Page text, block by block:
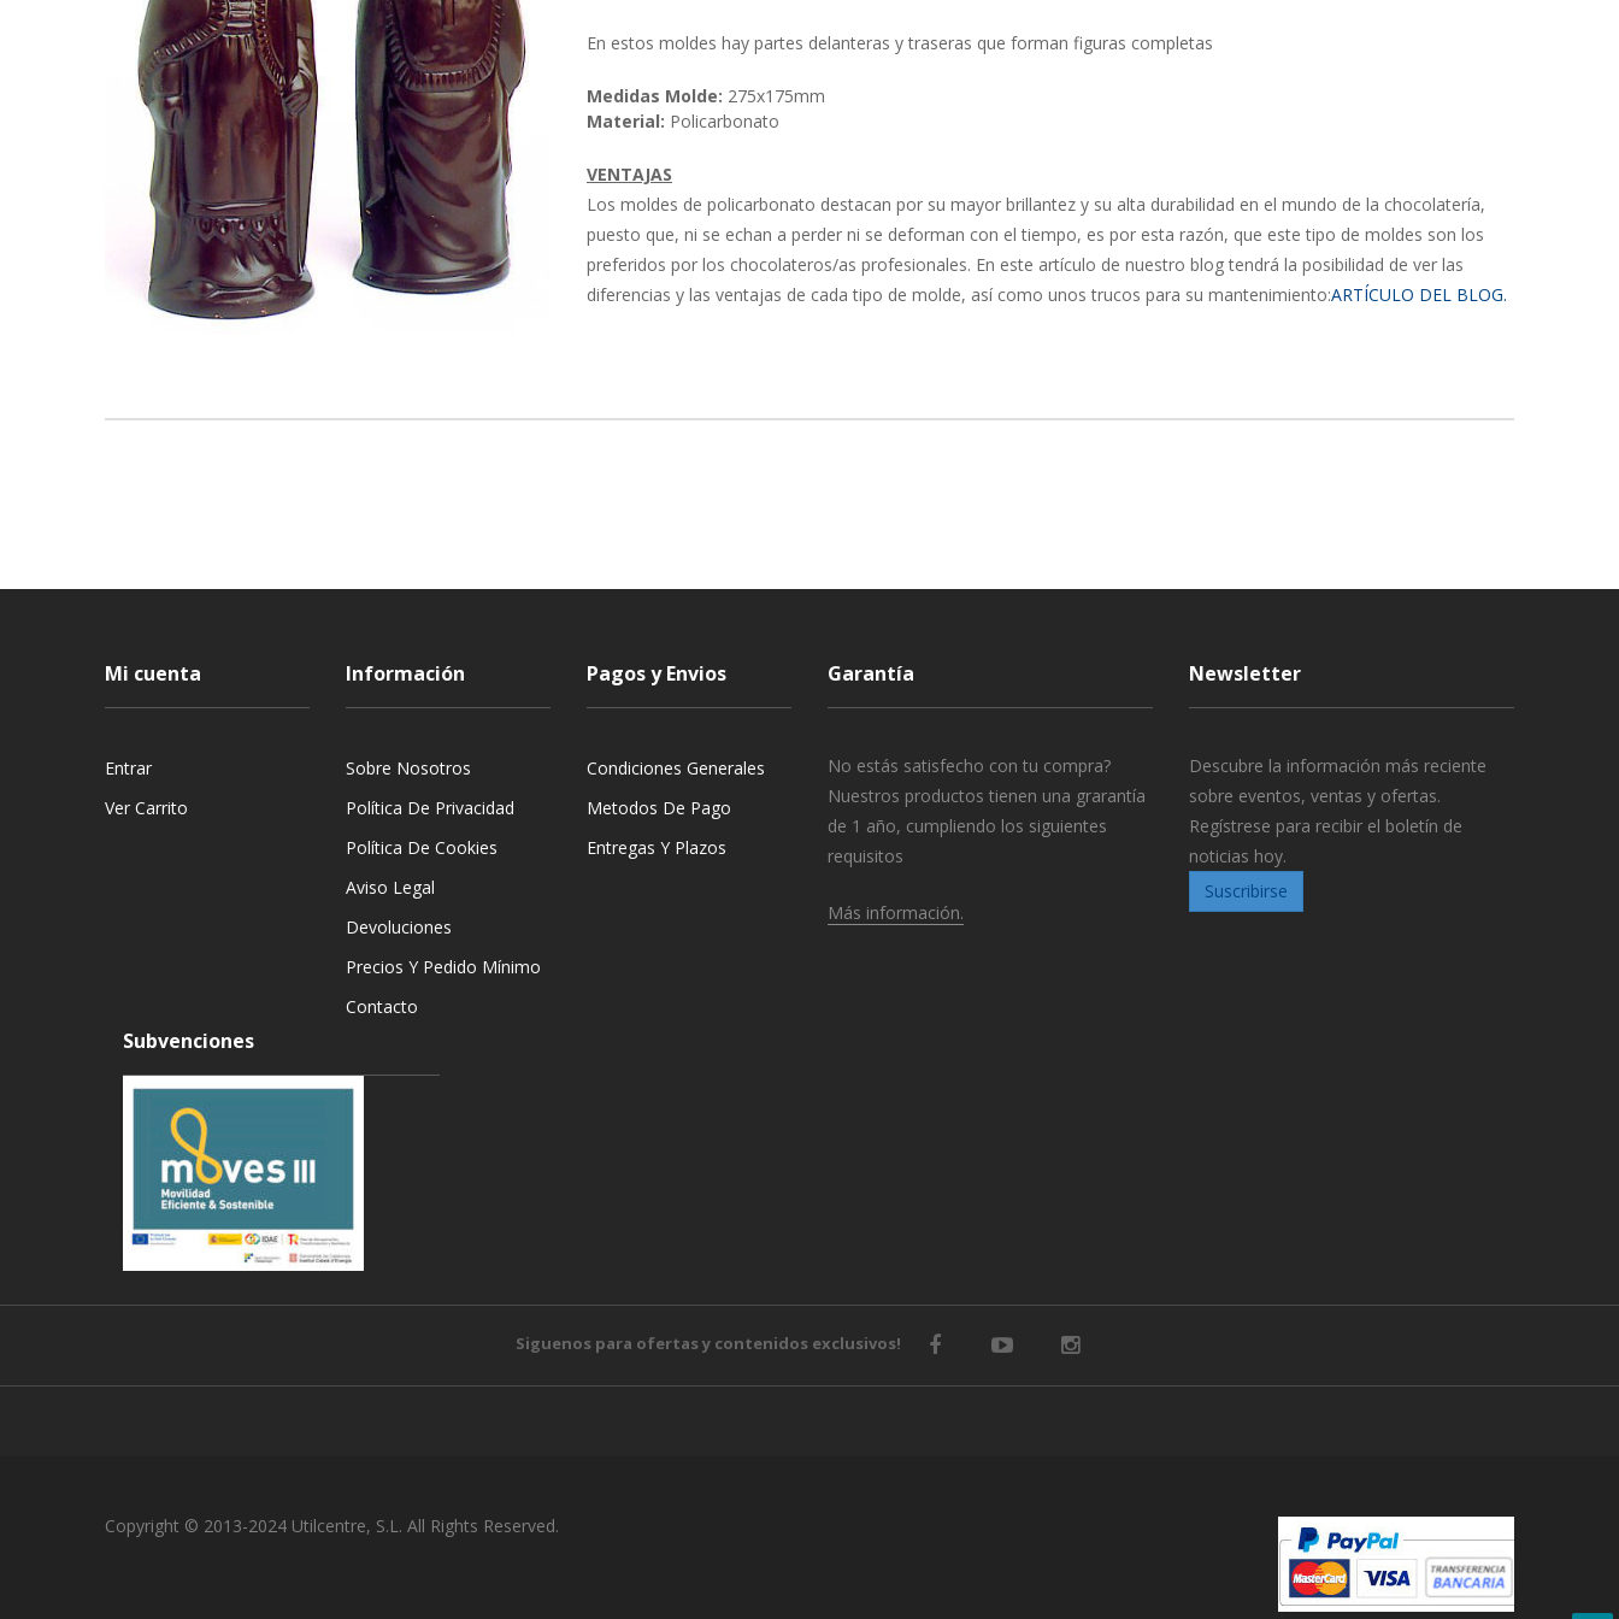
En estos moldes hay partes delanteras y traseras que forman figuras completas
Medidas Molde: 275x175mm
Material: Policarbonato
VENTAJAS
Los moldes de policarbonato destacan por su mayor brillantez y su alta durabilidad en el mundo de la chocolatería,
puesto que, ni se echan a perder ni se deforman con el tiempo, es por esta razón, que este tipo de moldes son los
preferidos por los chocolateros/as profesionales. En este artículo de nuestro blog tendrá la posibilidad de ver las
diferencias y las ventajas de cada tipo de molde, así como unos trucos para su mantenimiento:ARTÍCULO DEL BLOG.
Mi cuenta
Entrar
Ver Carrito
Información
Sobre Nosotros
Política De Privacidad
Política De Cookies
Aviso Legal
Devoluciones
Precios Y Pedido Mínimo
Contacto
Pagos y Envios
Condiciones Generales
Metodos De Pago
Entregas Y Plazos
Garantía
No estás satisfecho con tu compra?
Nuestros productos tienen una grarantía
de 1 año, cumpliendo los siguientes
requisitos
Más información.
Newsletter
Descubre la información más reciente
sobre eventos, ventas y ofertas.
Regístrese para recibir el boletín de
noticias hoy.
Suscribirse
Subvenciones
Siguenos para ofertas y contenidos exclusivos!
Copyright © 2013-2024 Utilcentre, S.L. All Rights Reserved.